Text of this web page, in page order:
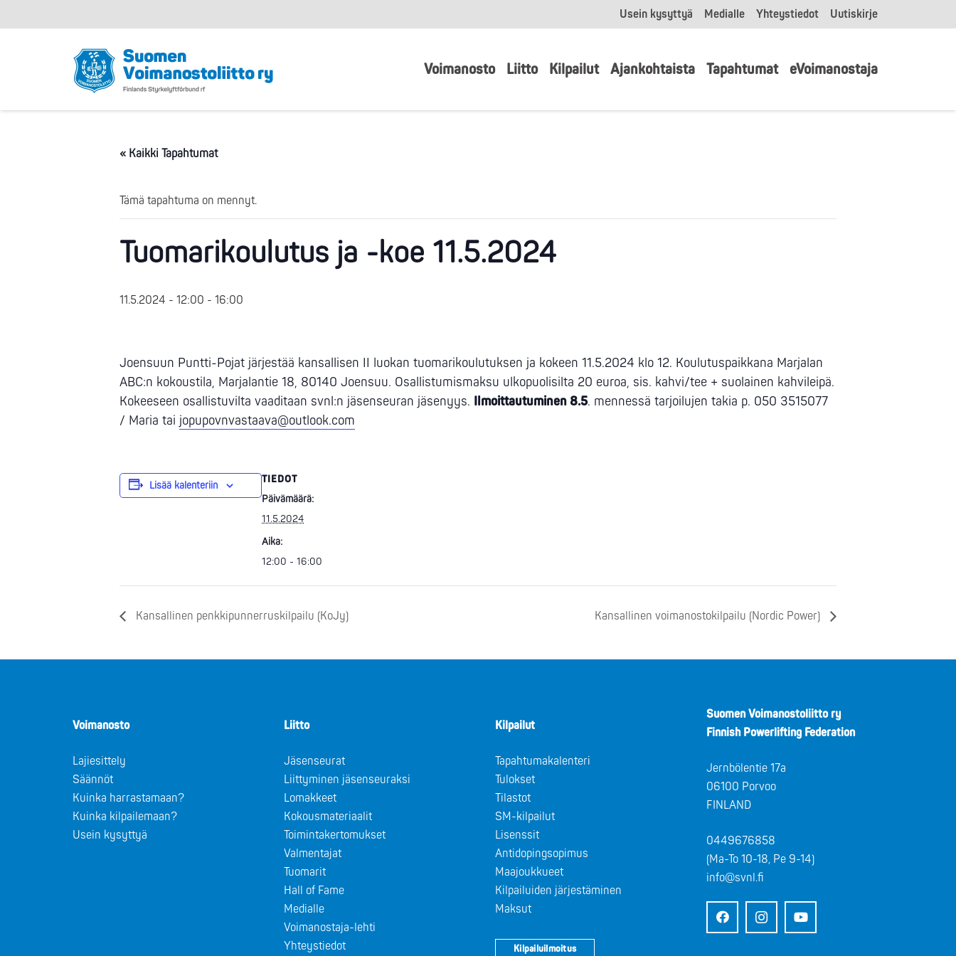
Usein kysyttyä Medialle Yhteystiedot Uutiskirje
Voimanosto Liitto Kilpailut Ajankohtaista Tapahtumat eVoimanostaja
« Kaikki Tapahtumat
Tämä tapahtuma on mennyt.
Tuomarikoulutus ja -koe 11.5.2024
11.5.2024 - 12:00 - 16:00
Joensuun Puntti-Pojat järjestää kansallisen II luokan tuomarikoulutuksen ja kokeen 11.5.2024 klo 12. Koulutuspaikkana Marjalan
ABC:n kokoustila, Marjalantie 18, 80140 Joensuu. Osallistumismaksu ulkopuolisilta 20 euroa, sis. kahvi/tee + suolainen kahvileipä.
Kokeeseen osallistuvilta vaaditaan svnl:n jäsenseuran jäsenyys. Ilmoittautuminen 8.5. mennessä tarjoilujen takia p. 050 3515077
/ Maria tai jopupovnvastaava@outlook.com
Lisää kalenteriin
TIEDOT
Päivämäärä:
11.5.2024
Aika:
12:00 - 16:00
Kansallinen penkkipunnerruskilpailu (KoJy) Kansallinen voimanostokilpailu (Nordic Power)
Voimanosto
Lajiesittely
Säännöt
Kuinka harrastamaan?
Kuinka kilpailemaan?
Usein kysyttyä
Liitto
Jäsenseurat
Liittyminen jäsenseuraksi
Lomakkeet
Kokousmateriaalit
Toimintakertomukset
Valmentajat
Tuomarit
Hall of Fame
Medialle
Voimanostaja-lehti
Yhteystiedot
Kilpailut
Tapahtumakalenteri
Tulokset
Tilastot
SM-kilpailut
Lisenssit
Antidopingsopimus
Maajoukkueet
Kilpailuiden järjestäminen
Maksut
Kilpailuilmoitus
Suomen Voimanostoliitto ry
Finnish Powerlifting Federation
Jernbölentie 17a
06100 Porvoo
FINLAND
0449676858
(Ma-To 10-18, Pe 9-14)
info@svnl.fi